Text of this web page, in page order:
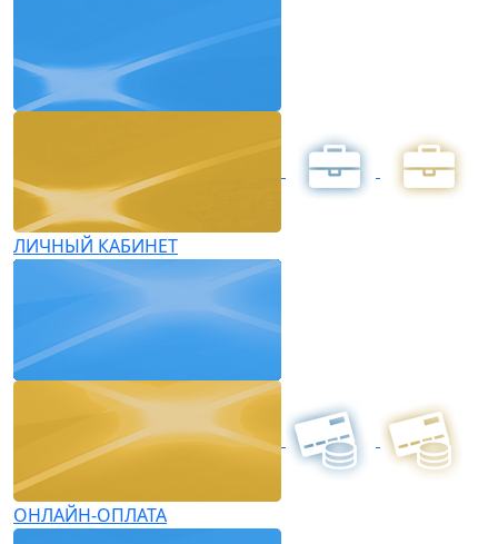
ЛИЧНЫЙ КАБИНЕТ
ОНЛАЙН-ОПЛАТА